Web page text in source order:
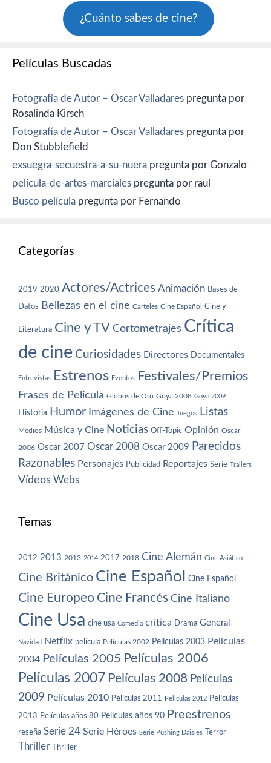
¿Cuánto sabes de cine?
Películas Buscadas
Fotografía de Autor – Oscar Valladares pregunta por
Rosalinda Kirsch
Fotografía de Autor – Oscar Valladares pregunta por
Don Stubblefield
exsuegra-secuestra-a-su-nuera pregunta por Gonzalo
pelicula-de-artes-marciales pregunta por raul
Busco película pregunta por Fernando
Categorías
2019 2020 Actores/Actrices Animación Bases de
Datos Bellezas en el cine Carteles Cine Español Cine y
Literatura Cine y TV Cortometrajes Crítica
de cine Curiosidades Directores Documentales
Entrevistas Estrenos Eventos Festivales/Premios
Frases de Película Globos de Oro Goya 2008 Goya 2009
Historia Humor Imágenes de Cine Juegos Listas
Medios Música y Cine Noticias Off-Topic Opinión Oscar
2006 Oscar 2007 Oscar 2008 Oscar 2009 Parecidos
Razonables Personajes Publicidad Reportajes Serie Trailers
Vídeos Webs
Temas
2012 2013 2013 2014 2017 2018 Cine Alemán Cine Asiático
Cine Británico Cine Español Cine Español
Cine Europeo Cine Francés Cine Italiano
Cine Usa cine usa Comedia crítica Drama General
Navidad Netflix película Películas 2002 Películas 2003 Películas
2004 Películas 2005 Películas 2006
Películas 2007 Películas 2008 Películas
2009 Películas 2010 Películas 2011 Películas 2012 Películas
2013 Películas años 80 Películas años 90 Preestrenos
reseña Serie 24 Serie Héroes Serie Pushing Daisies Terror
Thriller Thriller